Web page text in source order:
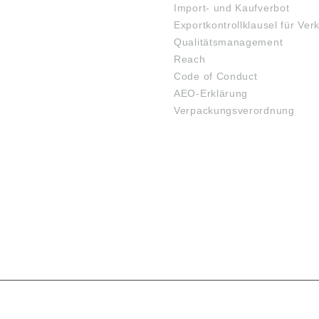
Import- und Kaufverbot
Exportkontrollklausel für
Qualitätsmanagement
Reach
Code of Conduct
AEO-Erklärung
Verpackungsverordnung